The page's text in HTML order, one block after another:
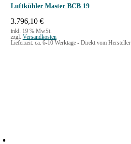
Luftkühler Master BCB 19
3.796,10 €
inkl. 19 % MwSt.
zzgl. Versandkosten
Lieferzeit: ca. 6-10 Werktage - Direkt vom Hersteller